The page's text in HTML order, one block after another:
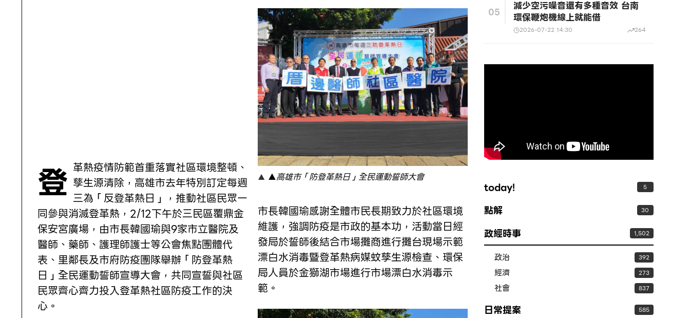
登革熱疫情防範首重落實社區環境整頓、 孳生源清除，高雄市去年特別訂定每週
三為「反登革熱日」，推動社區民眾一
同參與消滅登革熱，2/12下午於三民區覆鼎金
保安宮廣場，由市長韓國瑜與9家市立醫院及
醫師、藥師、護理師護士等公會焦點團體代
表、里鄰長及市府防疫團隊舉辦「防登革熱
日」全民運動誓師宣導大會，共同宣誓與社區
民眾齊心齊力投入登革熱社區防疫工作的決
心。
▲高雄市「防登革熱日」全民運動誓師大會
市長韓國瑜感謝全體市民長期致力於社區環境
維護，強調防疫是市政的基本功，活動當日經
發局於誓師後結合市場攤商進行攤台現場示範
漂白水消毒暨登革熱病媒蚊孳生源檢查、環保
局人員於金獅湖市場進行市場漂白水消毒示
範。
05
減少空污噪音還有多種音效 台南
環保鞭炮機線上就能借
2026-07-22 14:30 264
today! 5
點解 30
政經時事 1,502
政治 392
經濟 273
社會 837
日常提案 585